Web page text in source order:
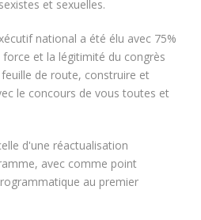
et sexuelles.
national a été élu avec 75%
et la légitimité du congrès
de route, construire et
le concours de vous toutes et
d'une réactualisation
avec comme point
au premier